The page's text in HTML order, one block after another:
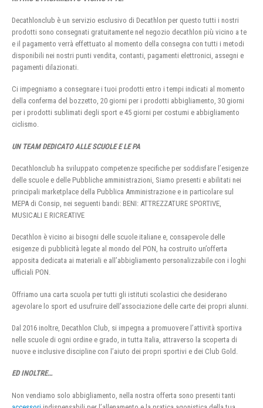
Decathlonclub è un servizio esclusivo di Decathlon per questo tutti i nostri
prodotti sono consegnati gratuitamente nel negozio decathlon più vicino a te
e il pagamento verrà effettuato al momento della consegna con tutti i metodi
disponibili nei nostri punti vendita, contanti, pagamenti elettronici, assegni e
pagamenti dilazionati.
Ci impegniamo a consegnare i tuoi prodotti entro i tempi indicati al momento
della conferma del bozzetto, 20 giorni per i prodotti abbigliamento, 30 giorni
per i prodotti sublimati degli sport e 45 giorni per costumi e abbigliamento
ciclismo.
UN TEAM DEDICATO ALLE SCUOLE E LE PA
Decathlonclub ha sviluppato competenze specifiche per soddisfare l’esigenze
delle scuole e delle Pubbliche amministrazioni, Siamo presenti e abilitati nei
principali marketplace della Pubblica Amministrazione e in particolare sul
MEPA di Consip, nei seguenti bandi: BENI: ATTREZZATURE SPORTIVE,
MUSICALI E RICREATIVE
Decathlon è vicino ai bisogni delle scuole italiane e, consapevole delle
esigenze di pubblicità legate al mondo del PON, ha costruito un’offerta
apposita dedicata ai materiali e all’abbigliamento personalizzabile con i loghi
ufficiali PON.
Offriamo una carta scuola per tutti gli istituti scolastici che desiderano
agevolare lo sport ed usufruire dell’associazione delle carte dei propri alunni.
Dal 2016 inoltre, Decathlon Club, si impegna a promuovere l’attività sportiva
nelle scuole di ogni ordine e grado, in tutta Italia, attraverso la scoperta di
nuove e inclusive discipline con l’aiuto dei propri sportivi e dei Club Gold.
ED INOLTRE…
Non vendiamo solo abbigliamento, nella nostra offerta sono presenti tanti